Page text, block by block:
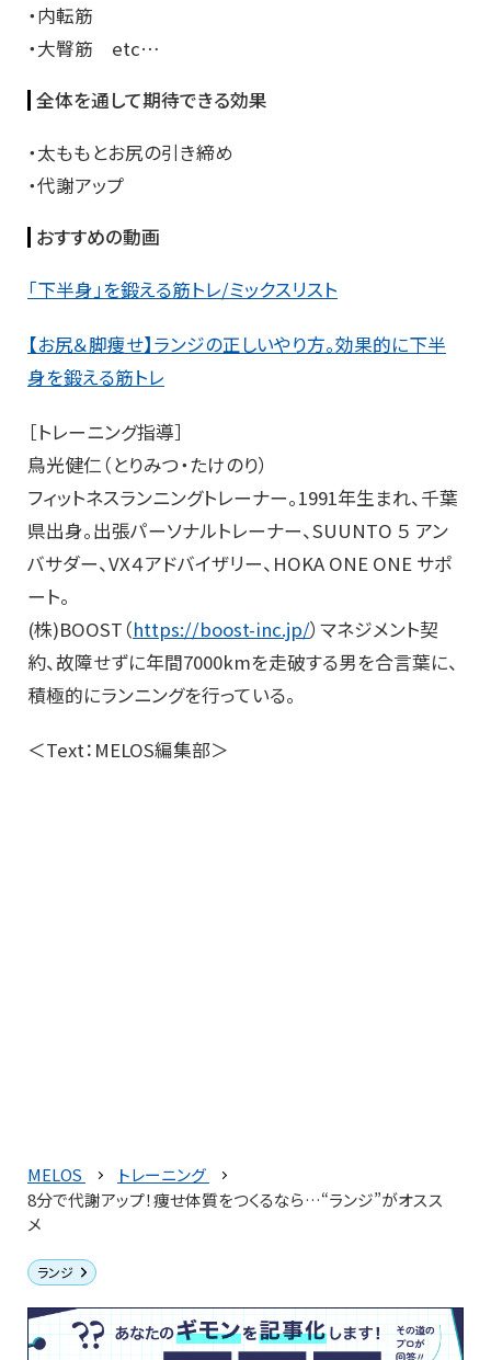
・内転筋
・大臀筋 etc…
全体を通して期待できる効果
・太ももとお尻の引き締め
・代謝アップ
おすすめの動画
「下半身」を鍛える筋トレ/ミックスリスト
【お尻＆脚痩せ】ランジの正しいやり方。効果的に下半
身を鍛える筋トレ
［トレーニング指導］
鳥光健仁（とりみつ・たけのり）
フィットネスランニングトレーナー。1991年生まれ、千葉
県出身。出張パーソナルトレーナー、SUUNTO ５ アン
バサダー、VX４アドバイザリー、HOKA ONE ONE サポ
ート。
(株)BOOST（https://boost-inc.jp/）マネジメント契
約、故障せずに年間7000kmを走破する男を合言葉に、
積極的にランニングを行っている。
＜Text：MELOS編集部＞
MELOS
トレーニング
8分で代謝アップ！痩せ体質をつくるなら…“ランジ”がオスス
メ
ランジ